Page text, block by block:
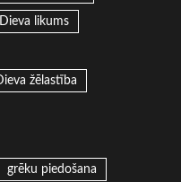
Dieva likums
žēlastība
grēku piedošana